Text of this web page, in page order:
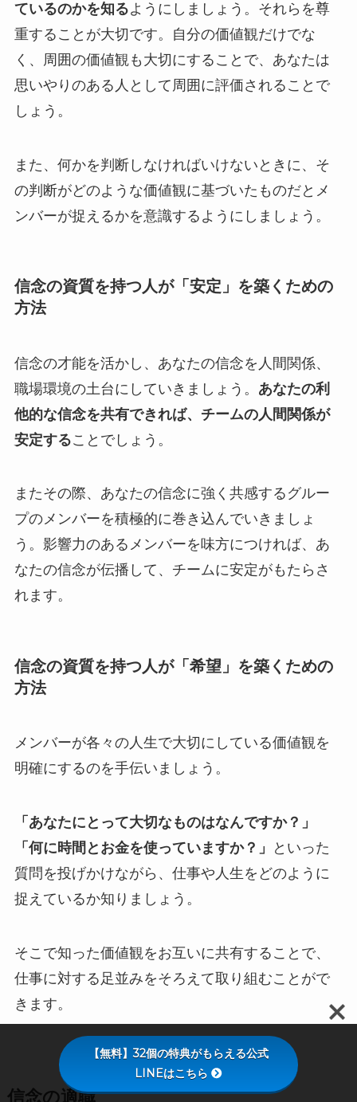
ているのかを知るようにしましょう。それらを尊
重することが大切です。自分の価値観だけでな
く、周囲の価値観も大切にすることで、あなたは
思いやりのある人として周囲に評価されることで
しょう。
また、何かを判断しなければいけないときに、そ
の判断がどのような価値観に基づいたものだとメ
ンバーが捉えるかを意識するようにしましょう。
信念の資質を持つ人が「安定」を築くための
方法
信念の才能を活かし、あなたの信念を人間関係、
職場環境の土台にしていきましょう。 あなたの利
他的な信念を共有できれば、チームの人間関係が
安定することでしょう。
またその際、あなたの信念に強く共感するグルー
プのメンバーを積極的に巻き込んでいきましょ
う。影響力のあるメンバーを味方につければ、あ
なたの信念が伝播して、チームに安定がもたらさ
れます。
信念の資質を持つ人が「希望」を築くための
方法
メンバーが各々の人生で大切にしている価値観を
明確にするのを手伝いましょう。
「あなたにとって大切なものはなんですか？」
「何に時間とお金を使っていますか？」
といった
質問を投げかけながら、仕事や人生をどのように
捉えているか知りましょう。
そこで知った価値観をお互いに共有することで、
仕事に対する足並みをそろえて取り組むことがで
きます。
信念の適職
【無料】32個の特典がもらえる公式
LINEはこちら